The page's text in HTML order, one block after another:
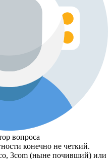
вопроса
конечно не четкий.
3com (ныне почивший) или